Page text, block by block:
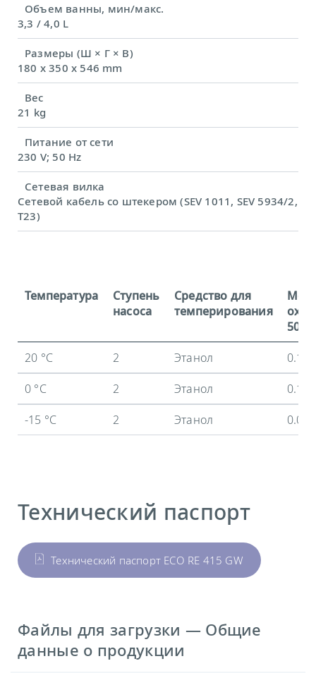
Объем ванны, мин/макс.
3,3 / 4,0 L
Размеры (Ш × Г × В)
180 x 350 x 546 mm
Вес
21 kg
Питание от сети
230 V; 50 Hz
Сетевая вилка
Сетевой кабель со штекером (SEV 1011, SEV 5934/2,
T23)
Температура
Ступень
насоса
Средство для
темперирования
50 Гц
20 °C
2 Этанол
0.18
0 °C
2 Этанол
0.12
-15 °C
2 Этанол 0.03
Технический паспорт
Технический паспорт ECO RE 415 GW
Файлы для загрузки — Общие
данные о продукции